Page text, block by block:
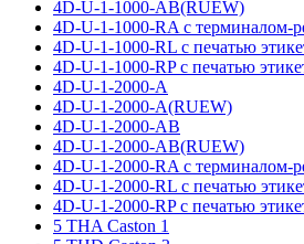
4D-U-1-1000-AB(RUEW)
4D-U-1-1000-RA с терминалом-
4D-U-1-1000-RL с печатью
4D-U-1-1000-RP с печатью
4D-U-1-2000-A
4D-U-1-2000-A(RUEW)
4D-U-1-2000-AB
4D-U-1-2000-AB(RUEW)
4D-U-1-2000-RA с терминалом-
4D-U-1-2000-RL с печатью
4D-U-1-2000-RP с печатью
5 THA Caston 1